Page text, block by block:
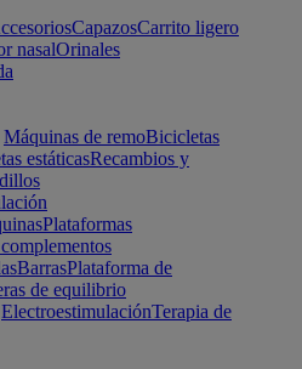
CapazosCarrito ligero
nasalOrinales
Máquinas de remoBicicletas
estáticasRecambios y
Plataformas
BarrasPlataforma de
de equilibrio
ElectroestimulaciónTerapia de